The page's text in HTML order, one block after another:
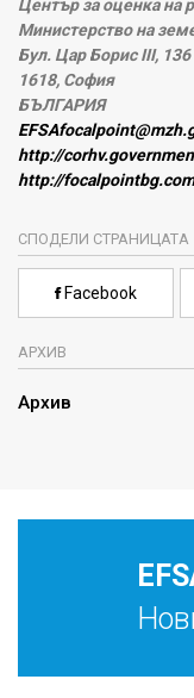
Център за оценка на
Министерство на
Бул. Цар Борис III, 136
1618, София
БЪЛГАРИЯ
http://
http://
СПОДЕЛИ СТРАНИЦАТА
Facebook
АРХИВ
Архив